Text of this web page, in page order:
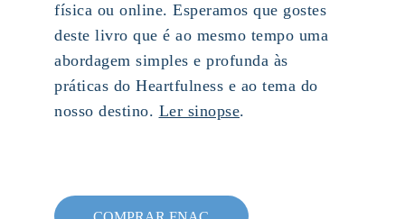
física ou online. Esperamos que gostes
deste livro que é ao mesmo tempo uma
abordagem simples e profunda às
práticas do Heartfulness e ao tema do
nosso destino. Ler sinopse.